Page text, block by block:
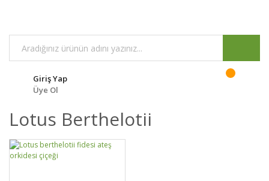
Giriş Yap
Üye Ol
Lotus Berthelotii